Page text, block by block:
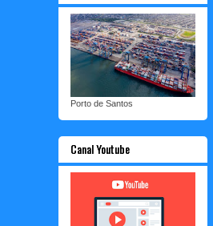
Porto de Santos
Canal Youtube